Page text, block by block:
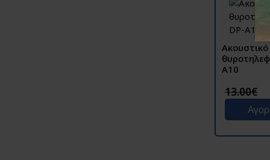
Ακουστικό
A10
13.00€